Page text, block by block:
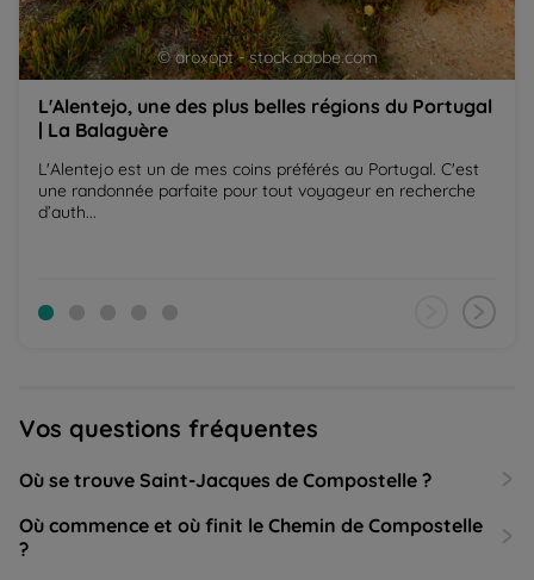
© aroxopt - stock.adobe.com
L'Alentejo, une des plus belles régions du Portugal
| La Balaguère
L'Alentejo est un de mes coins préférés au Portugal. C'est
une randonnée parfaite pour tout voyageur en recherche
d’auth...
Vos questions fréquentes
Où se trouve Saint-Jacques de Compostelle ?
Où commence et où finit le Chemin de Compostelle
?